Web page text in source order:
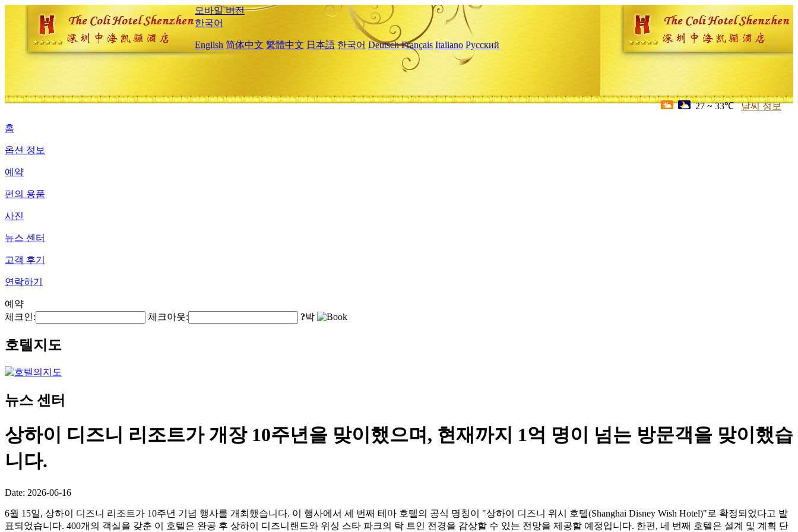
모바일 버전
한국어
English 简体中文 繁體中文 日本語 한국어 Deutsch Français Italiano Русский
27 ~ 33℃ 날씨 정보
홈
옵션 정보
예약
편의 용품
사진
뉴스 센터
고객 후기
연락하기
예약
체크인:
체크아웃: ?박
호텔지도
뉴스 센터
상하이 디즈니 리조트가 개장 10주년을 맞이했으며, 현재까지 1억 명이 넘는 방문객을 맞이했습
니다.
Date: 2026-06-16
6월 15일, 상하이 디즈니 리조트가 10주년 기념 행사를 개최했습니다. 이 행사에서 세 번째 테마 호텔의 공식 명칭이 "상하이 디즈니 위시 호텔(Shanghai Disney Wish Hotel)"로 확정되었다고 발
표되었습니다. 400개의 객실을 갖춘 이 호텔은 완공 후 상하이 디즈니랜드와 위싱 스타 파크의 탁 트인 전경을 감상할 수 있는 전망을 제공할 예정입니다. 한편, 네 번째 호텔은 설계 및 계획 단